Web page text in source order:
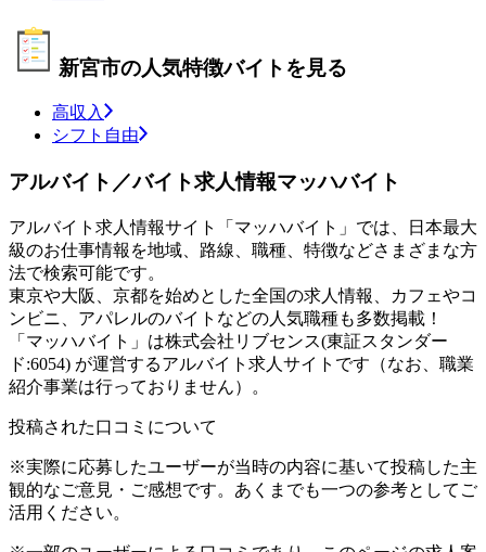
新宮市の人気特徴バイトを見る
高収入
シフト自由
アルバイト／バイト求人情報マッハバイト
アルバイト求人情報サイト「マッハバイト」では、日本最大
級のお仕事情報を地域、路線、職種、特徴などさまざまな方
法で検索可能です。
東京や大阪、京都を始めとした全国の求人情報、カフェやコ
ンビニ、アパレルのバイトなどの人気職種も多数掲載！
「マッハバイト」は株式会社リブセンス(東証スタンダー
ド:6054) が運営するアルバイト求人サイトです（なお、職業
紹介事業は行っておりません）。
投稿された口コミについて
※実際に応募したユーザーが当時の内容に基いて投稿した主
観的なご意見・ご感想です。あくまでも一つの参考としてご
活用ください。